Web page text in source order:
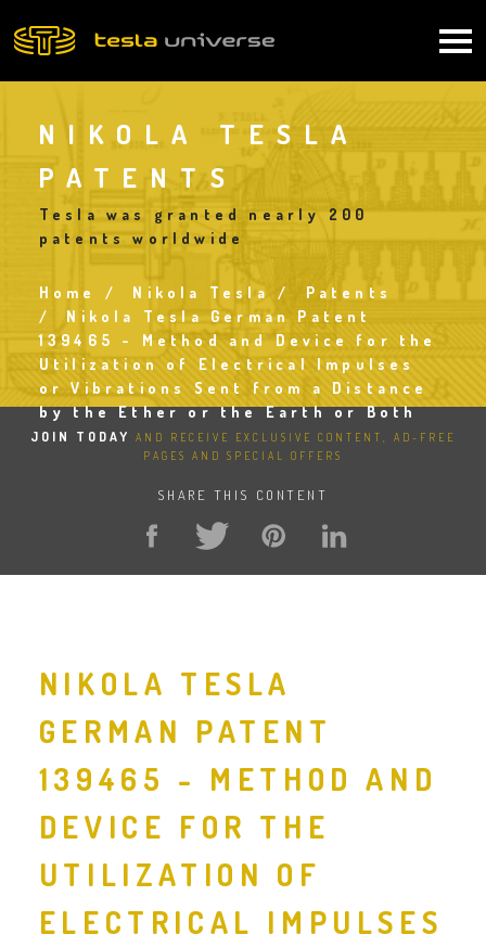
to
NIKOLA TESLA
PATENTS
Tesla was granted nearly 200
patents worldwide
Breadcrumb
Home Nikola Tesla
Patents
Nikola Tesla German Patent
139465 - Method and Device for the
Utilization of Electrical Impulses
or Vibrations Sent from a Distance
by the Ether or the Earth or Both
JOIN TODAY
AND RECEIVE EXCLUSIVE CONTENT, AD-FREE
PAGES AND SPECIAL OFFERS
SHARE THIS CONTENT
NIKOLA TESLA
GERMAN PATENT
139465 - METHOD AND
DEVICE FOR THE
UTILIZATION OF
ELECTRICAL IMPULSES